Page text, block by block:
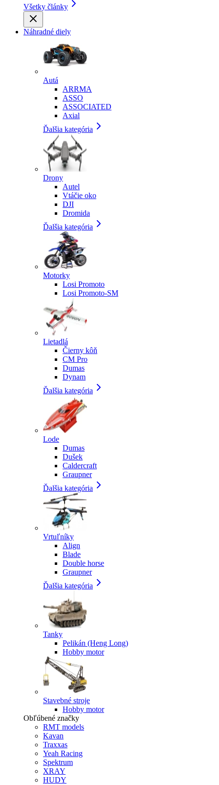
Všetky články
Náhradné diely
Autá
ARRMA
ASSO
ASSOCIATED
Axial
Ďalšia kategória
Drony
Autel
Vtáčie oko
DJI
Dromida
Ďalšia kategória
Motorky
Losi Promoto
Losi Promoto-SM
Lietadlá
Čierny kôň
CM Pro
Dumas
Dynam
Ďalšia kategória
Lode
Dumas
Dušek
Caldercraft
Graupner
Ďalšia kategória
Vrtuľníky
Align
Blade
Double horse
Graupner
Ďalšia kategória
Tanky
Pelikán (Heng Long)
Hobby motor
Stavebné stroje
Hobby motor
Obľúbené značky
RMT models
Kavan
Traxxas
Yeah Racing
Spektrum
XRAY
HUDY